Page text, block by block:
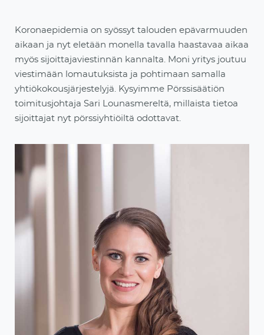
Koronaepidemia on syössyt talouden epävarmuuden
aikaan ja nyt eletään monella tavalla haastavaa aikaa
myös sijoittajaviestinnän kannalta. Moni yritys joutuu
viestimään lomautuksista ja pohtimaan samalla
yhtiökokousjärjestelyjä. Kysyimme Pörssisäätiön
toimitusjohtaja Sari Lounasmereltä, millaista tietoa
sijoittajat nyt pörssiyhtiöiltä odottavat.